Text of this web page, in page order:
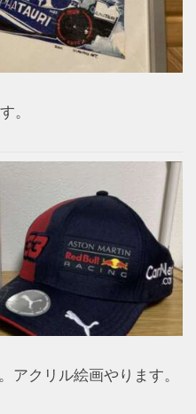
。
アクリル絵画やります。